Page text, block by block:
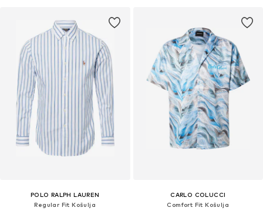
POLO RALPH LAUREN
Regular Fit Košulja
CARLO COLUCCI
Comfort Fit Košulja